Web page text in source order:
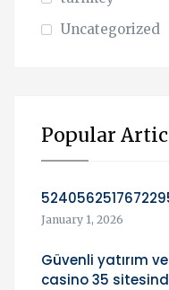
Uncategorized
Popular
January 1, 2026
Güvenli yatırım
casino 35